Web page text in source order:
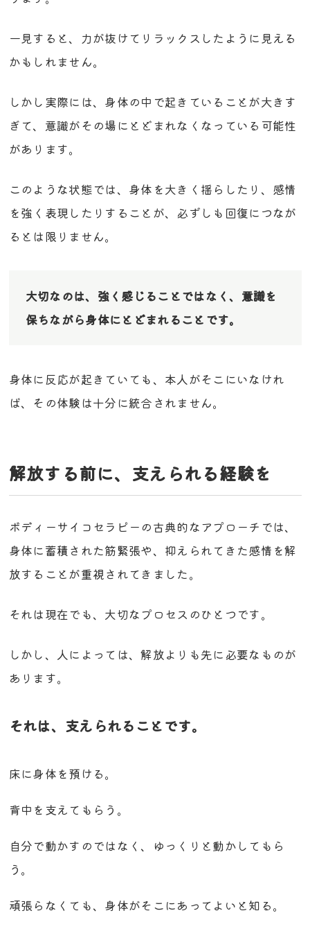
一見すると、力が抜けてリラックスしたように見える
かもしれません。
しかし実際には、身体の中で起きていることが大きす
ぎて、意識がその場にとどまれなくなっている可能性
があります。
このような状態では、身体を大きく揺らしたり、感情
を強く表現したりすることが、必ずしも回復につなが
るとは限りません。
大切なのは、強く感じることではなく、意識を
保ちながら身体にとどまれることです。
身体に反応が起きていても、本人がそこにいなけれ
ば、その体験は十分に統合されません。
解放する前に、支えられる経験を
ボディーサイコセラピーの古典的なアプローチでは、
身体に蓄積された筋緊張や、抑えられてきた感情を解
放することが重視されてきました。
それは現在でも、大切なプロセスのひとつです。
しかし、人によっては、解放よりも先に必要なものが
あります。
それは、支えられることです。
床に身体を預ける。
背中を支えてもらう。
自分で動かすのではなく、ゆっくりと動かしてもら
う。
頑張らなくても、身体がそこにあってよいと知る。